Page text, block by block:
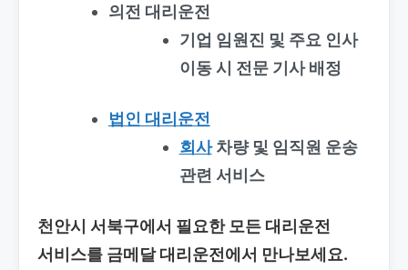
의전 대리운전
기업 임원진 및 주요 인사
이동 시 전문 기사 배정
법인 대리운전
회사차량 및 임직원 운송
관련 서비스
천안시 서북구에서 필요한 모든 대리운전
서비스를 금메달 대리운전에서 만나보세요.